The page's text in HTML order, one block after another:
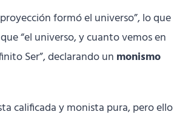
formó el universo”, lo que
“el universo, y cuanto vemos en
Ser”, declarando un monismo
calificada y monista pura, pero ello